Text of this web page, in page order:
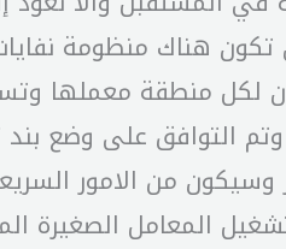
تكون هناك منظومة
لكل منطقة معملها
وسيكون من الامور
المعامل الصغيرة